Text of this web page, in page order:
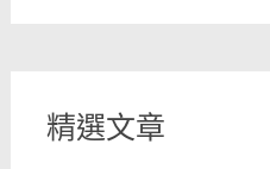
精選文章